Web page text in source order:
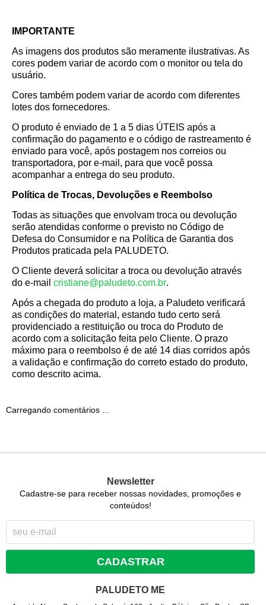
IMPORTANTE
As imagens dos produtos são meramente ilustrativas. As
cores podem variar de acordo com o monitor ou tela do
usuário.
Cores também podem variar de acordo com diferentes
lotes dos fornecedores.
O produto é enviado de 1 a 5 dias ÚTEIS após a
confirmação do pagamento e o código de rastreamento é
enviado para você, após postagem nos correios ou
transportadora, por e-mail, para que você possa
acompanhar a entrega do seu produto.
Política de Trocas, Devoluções e Reembolso
Todas as situações que envolvam troca ou devolução
serão atendidas conforme o previsto no Código de
Defesa do Consumidor e na Política de Garantia dos
Produtos praticada pela PALUDETO.
O Cliente deverá solicitar a troca ou devolução através
do e-mail cristiane@paludeto.com.br.
Após a chegada do produto a loja, a Paludeto verificará
as condições do material, estando tudo certo será
providenciado a restituição ou troca do Produto de
acordo com a solicitação feita pelo Cliente. O prazo
máximo para o reembolso é de até 14 dias corridos após
a validação e confirmação do correto estado do produto,
como descrito acima.
Carregando comentários ...
Newsletter
Cadastre-se para receber nossas novidades, promoções e
conteúdos!
CADASTRAR
PALUDETO ME